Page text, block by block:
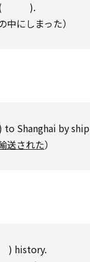
a ( ).
中にしまった）
by
送された）
history.